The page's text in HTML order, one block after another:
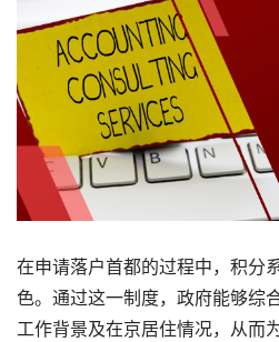
在申请落户首都的过程中，积分
色。通过这一制度，政府能够综
工作背景及在京居住情况，从而